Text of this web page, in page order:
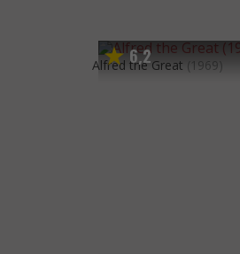
6,2
Alfred the Great (1969)